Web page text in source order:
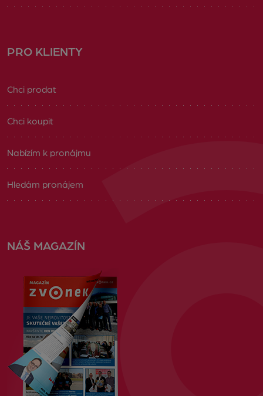
PRO KLIENTY
Chci prodat
Chci koupit
Nabízím k pronájmu
Hledám pronájem
NÁŠ MAGAZÍN